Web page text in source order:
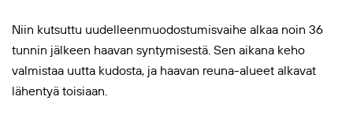
Niin kutsuttu uudelleenmuodostumisvaihe alkaa noin 36
tunnin jälkeen haavan syntymisestä. Sen aikana keho
valmistaa uutta kudosta, ja haavan reuna-alueet alkavat
lähentyä toisiaan.